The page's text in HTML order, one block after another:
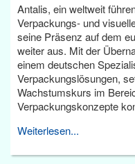
Antalis, ein weltweit
Verpackungs- und
seine Präsenz auf dem
weiter aus. Mit der
einem deutschen
Verpackungslösungen,
Wachstumskurs im
Verpackungskonzepte
Weiterlesen...